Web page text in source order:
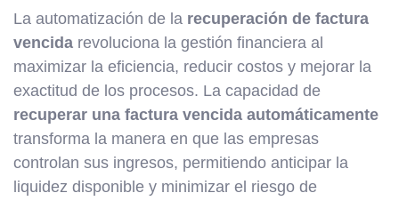
La automatización de la recuperación de factura
vencida revoluciona la gestión financiera al
maximizar la eficiencia, reducir costos y mejorar la
exactitud de los procesos. La capacidad de
recuperar una factura vencida automáticamente
transforma la manera en que las empresas
controlan sus ingresos, permitiendo anticipar la
liquidez disponible y minimizar el riesgo de